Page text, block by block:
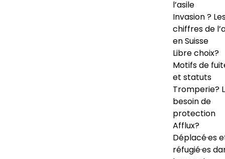
l’asile
Invasion ?
chiffres de
en Suisse
Libre choix?
Motifs de
et statuts
Tromperie?
besoin de
protection
Afflux?
Déplacé·es
réfugié·es